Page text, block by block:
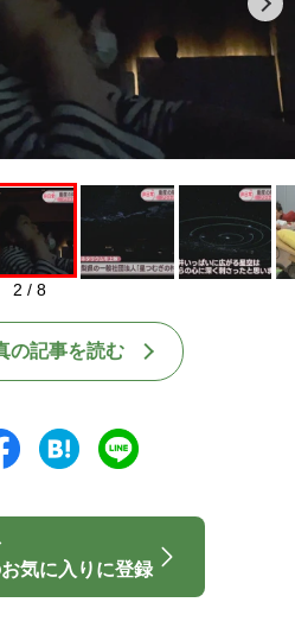
Play
2 / 8
の記事を読む
気に入りに登録